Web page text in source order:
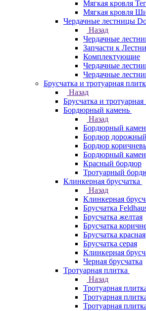
Мягкая кровля
Мягкая кровля
Чердачные лестницы
Назад
Чердачные
Запчасти к
Комплектующие
Чердачные
Чердачные
Брусчатка и тротуарная
Назад
Брусчатка и тротуарная
Бордюрный камень
Назад
Бордюрный
Бордюр дорожный
Бордюр
Бордюрный
Красный бордюр
Тротуарный
Клинкерная брусчатка
Назад
Клинкерная
Брусчатка
Брусчатка желтая
Брусчатка
Брусчатка красная
Брусчатка серая
Клинкерная
Черная брусчатка
Тротуарная плитка
Назад
Тротуарная
Тротуарная
Тротуарная